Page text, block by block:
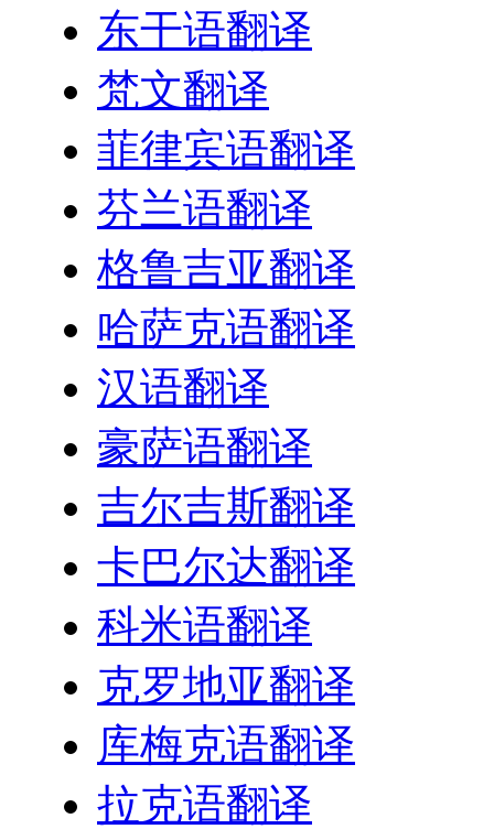
东干语翻译
梵文翻译
菲律宾语翻译
芬兰语翻译
格鲁吉亚翻译
哈萨克语翻译
汉语翻译
豪萨语翻译
吉尔吉斯翻译
卡巴尔达翻译
科米语翻译
克罗地亚翻译
库梅克语翻译
拉克语翻译